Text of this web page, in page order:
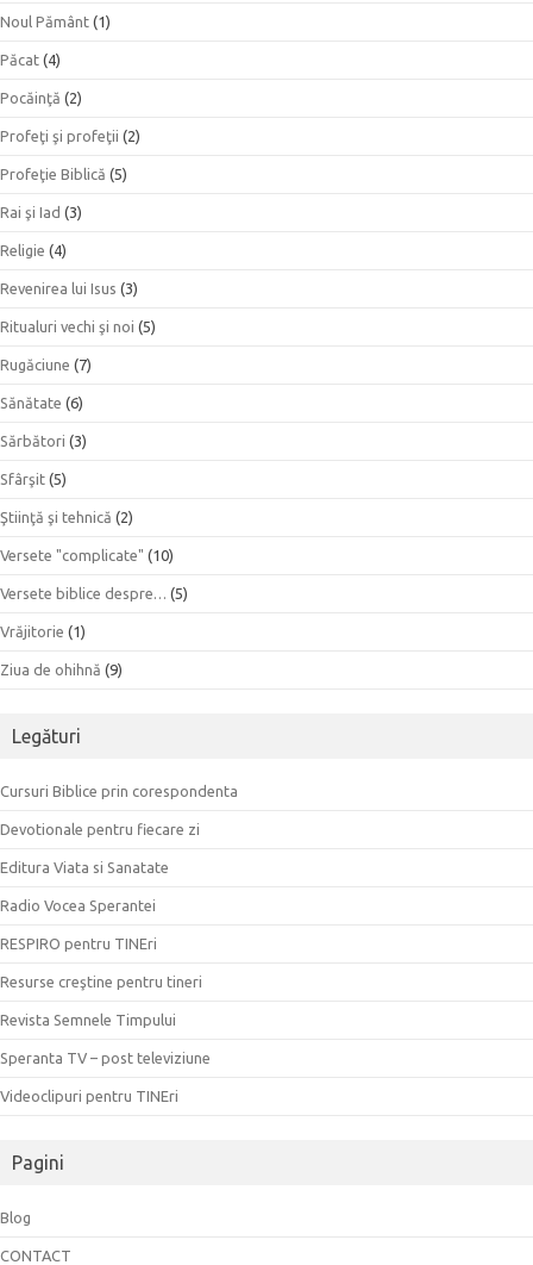
Noul Pământ (1)
Păcat (4)
Pocăinţă (2)
Profeţi şi profeţii (2)
Profeţie Biblică (5)
Rai şi Iad (3)
Religie (4)
Revenirea lui Isus (3)
Ritualuri vechi şi noi (5)
Rugăciune (7)
Sănătate (6)
Sărbători (3)
Sfârşit (5)
Ştiinţă şi tehnică (2)
Versete "complicate" (10)
Versete biblice despre… (5)
Vrăjitorie (1)
Ziua de ohihnă (9)
Legături
Cursuri Biblice prin corespondenta
Devotionale pentru fiecare zi
Editura Viata si Sanatate
Radio Vocea Sperantei
RESPIRO pentru TINEri
Resurse creştine pentru tineri
Revista Semnele Timpului
Speranta TV – post televiziune
Videoclipuri pentru TINEri
Pagini
Blog
CONTACT